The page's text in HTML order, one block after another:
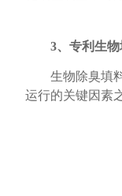
3、专利生
生物除臭填
运行的关键因素